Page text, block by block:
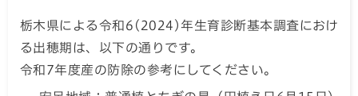
栃木県による令和6(2024)年生育診断基本調査におけ
る出穂期は、以下の通りです。
令和7年度産の防除の参考にしてください。